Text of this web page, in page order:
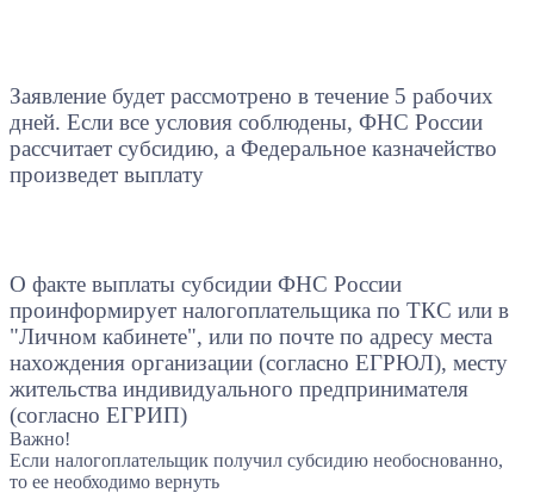
Заявление будет рассмотрено в течение 5 рабочих
дней. Если все условия соблюдены, ФНС России
рассчитает субсидию, а Федеральное казначейство
произведет выплату
О факте выплаты субсидии ФНС России
проинформирует налогоплательщика по ТКС или в
"Личном кабинете", или по почте по адресу места
нахождения организации (согласно ЕГРЮЛ), месту
жительства индивидуального предпринимателя
(согласно ЕГРИП)
Важно!
Если налогоплательщик получил субсидию необоснованно,
то ее необходимо вернуть